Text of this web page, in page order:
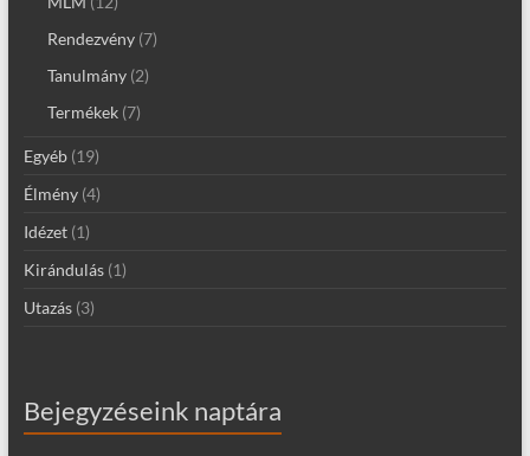
Rendezvény(7)
Tanulmány(2)
Termékek(7)
Egyéb(19)
Élmény(4)
Idézet(1)
Kirándulás(1)
Utazás(3)
Bejegyzéseink naptára